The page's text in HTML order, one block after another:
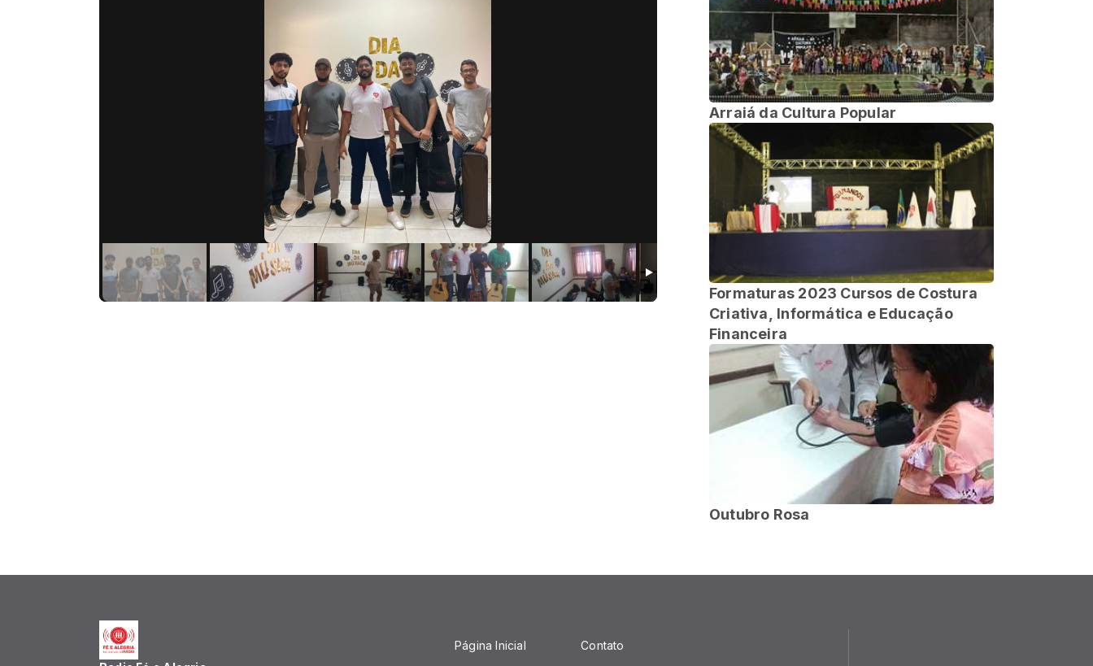
Arraiá da Cultura Popular
Formaturas 2023 Cursos de Costura
Criativa, Informática e Educação
Financeira
Outubro Rosa
Página Inicial Contato